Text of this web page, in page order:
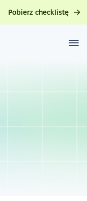
Pobierz checklistę